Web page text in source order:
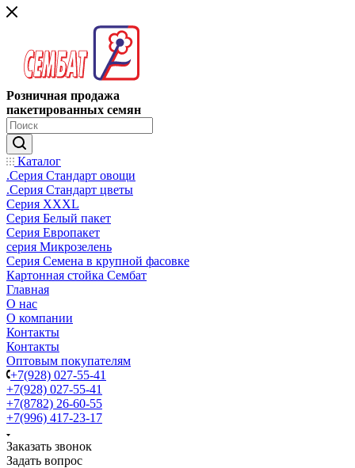
Розничная продажа
пакетированных семян
Каталог
.Серия Стандарт овощи
.Серия Стандарт цветы
Серия XXXL
Серия Белый пакет
Серия Европакет
серия Микрозелень
Серия Семена в крупной фасовке
Картонная стойка Сембат
Главная
О нас
О компании
Контакты
Контакты
Оптовым покупателям
+7(928) 027-55-41
+7(928) 027-55-41
+7(8782) 26-60-55
+7(996) 417-23-17
Заказать звонок
Задать вопрос